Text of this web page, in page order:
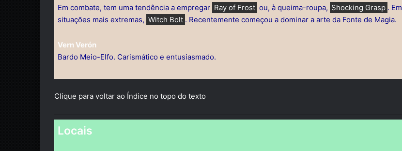
Em combate, tem uma tendência a empregar Ray of Frost ou, à queima-roupa, Shocking Grasp . Em
situações mais extremas, Witch Bolt . Recentemente começou a dominar a arte da Fonte de Magia.
Vern Verón
Bardo Meio-Elfo. Carismático e entusiasmado.
Clique para voltar ao Índice no topo do texto
Locais